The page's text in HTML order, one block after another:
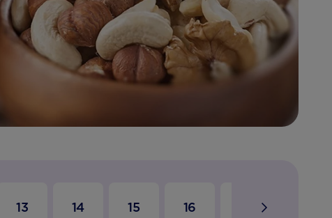
13 14 15 16